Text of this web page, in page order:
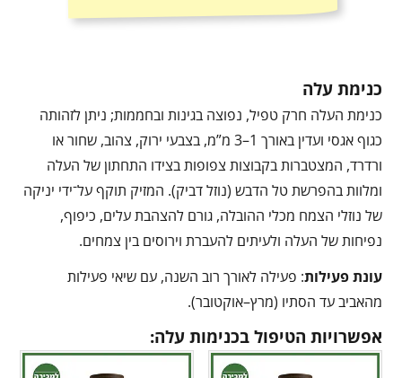
כנימת עלה
כנימת העלה חרק טפיל, נפוצה בגינות ובחממות; ניתן לזהותה
כגוף אגסי ועדין באורך 1–3 מ”מ, בצבעי ירוק, צהוב, שחור או
ורדרד, המצטברות בקבוצות צפופות בצידו התחתון של העלה
ומלוות בהפרשת טל הדבש (נוזל דביק). המזיק תוקף על־ידי יניקה
של נוזלי הצמח מכלי ההובלה, גורם להצהבת עלים, כיפוף,
נפיחות של העלה ולעיתים להעברת וירוסים בין צמחים.
עונת פעילות: פעילה לאורך רוב השנה, עם שיאי פעילות
מהאביב עד הסתיו (מרץ–אוקטובר).
אפשרויות הטיפול בכנימות עלה: